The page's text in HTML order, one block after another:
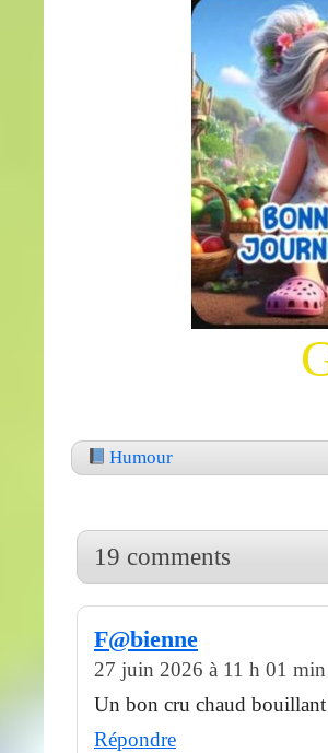
Humour
19 comments
F@bienne
27 juin 2026 à 11 h 01 min
Un bon cru chaud
Répondre